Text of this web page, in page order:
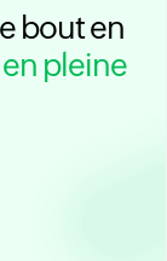
bout en
pleine